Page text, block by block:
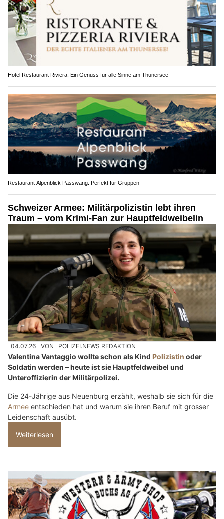
Hotel Restaurant Riviera: Ein Genuss für alle Sinne am Thunersee
Restaurant Alpenblick Passwang: Perfekt für Gruppen
Schweizer Armee: Militärpolizistin lebt ihren
Traum – vom Krimi-Fan zur Hauptfeldweibelin
04.07.26 VON POLIZEI.NEWS REDAKTION
Valentina Vantaggio wollte schon als Kind Polizistin oder
Soldatin werden – heute ist sie Hauptfeldweibel und
Unteroffizierin der Militärpolizei.
Die 24-Jährige aus Neuenburg erzählt, weshalb sie sich für die
Armee entschieden hat und warum sie ihren Beruf mit grosser
Leidenschaft ausübt.
Weiterlesen